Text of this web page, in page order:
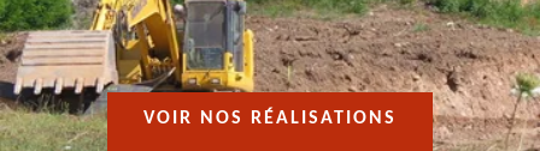
VOIR NOS RÉALISATIONS